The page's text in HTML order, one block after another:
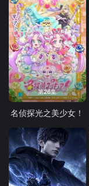
第26集
名侦探光之美少女！